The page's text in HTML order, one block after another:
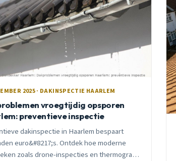
2025 · DAKINSPECTIE HAARLEM
vroegtijdig opsporen
preventieve inspectie
dakinspectie in Haarlem bespaart
euro&#8217;s. Ontdek hoe moderne
zoals drone-inspecties en thermografie